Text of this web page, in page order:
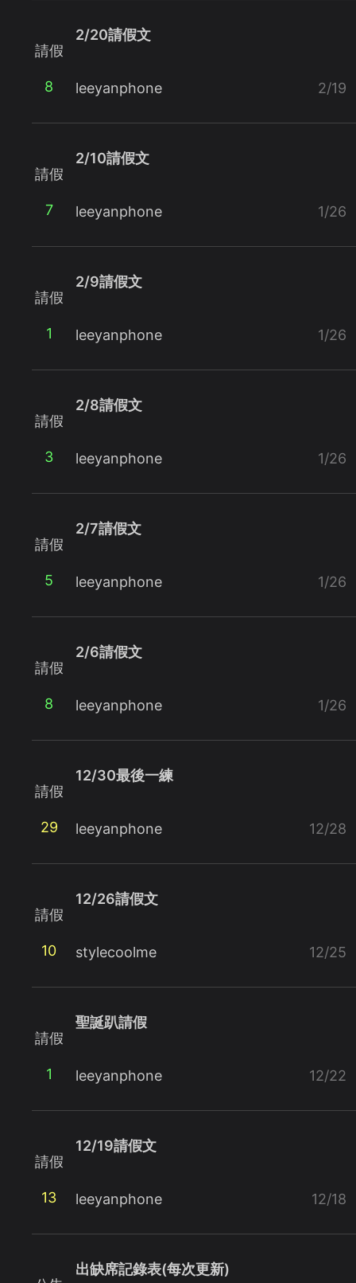
請假
8
2/20請假文
leeyanphone 2/19
請假
7
2/10請假文
leeyanphone 1/26
請假
1
2/9請假文
leeyanphone 1/26
請假
3
2/8請假文
leeyanphone 1/26
請假
5
2/7請假文
leeyanphone 1/26
請假
8
2/6請假文
leeyanphone 1/26
請假
29
12/30最後一練
leeyanphone 12/28
請假
10
12/26請假文
stylecoolme 12/25
請假
1
聖誕趴請假
leeyanphone 12/22
請假
13
12/19請假文
leeyanphone 12/18
出缺席記錄表(每次更新)